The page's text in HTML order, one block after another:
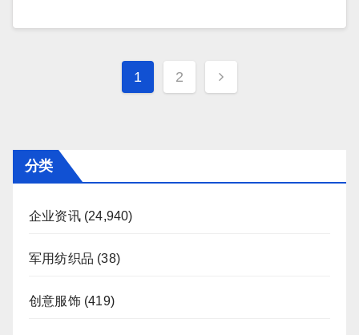
文
章
1 2
分类
企业资讯(24,940)
军用纺织品 (38)
创意服饰(419)